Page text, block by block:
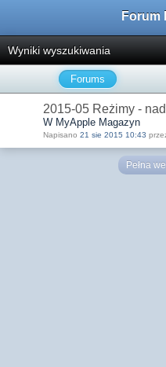
Forum
Wyniki wyszukiwania
Forums
2015-05 Reżimy -
W MyApple Magazyn
Napisano 21 sie 2015 10:43
Pełna